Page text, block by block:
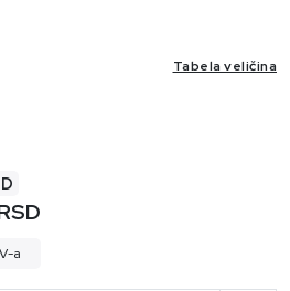
Tabela veličina
a